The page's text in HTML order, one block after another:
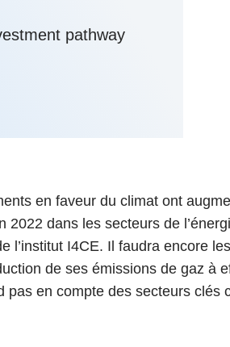
pétrolier, le poison
les
Voir
pathway
en faveur du climat ont
2022 dans les secteurs de
l’institut I4CE. Il faudra encore
de ses émissions de gaz à
pas en compte des secteurs clés